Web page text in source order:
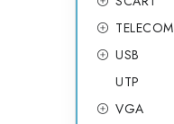
TELECOM
USB
UTP
VGA